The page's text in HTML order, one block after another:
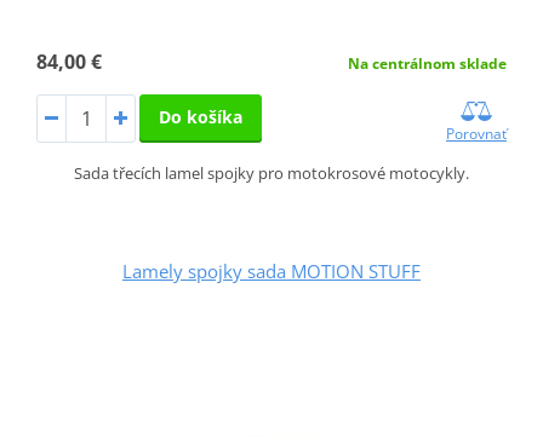
84,00 € Na centrálnom sklade
Do košíka
Porovnať
Sada třecích lamel spojky pro motokrosové motocykly.
Lamely spojky sada MOTION STUFF